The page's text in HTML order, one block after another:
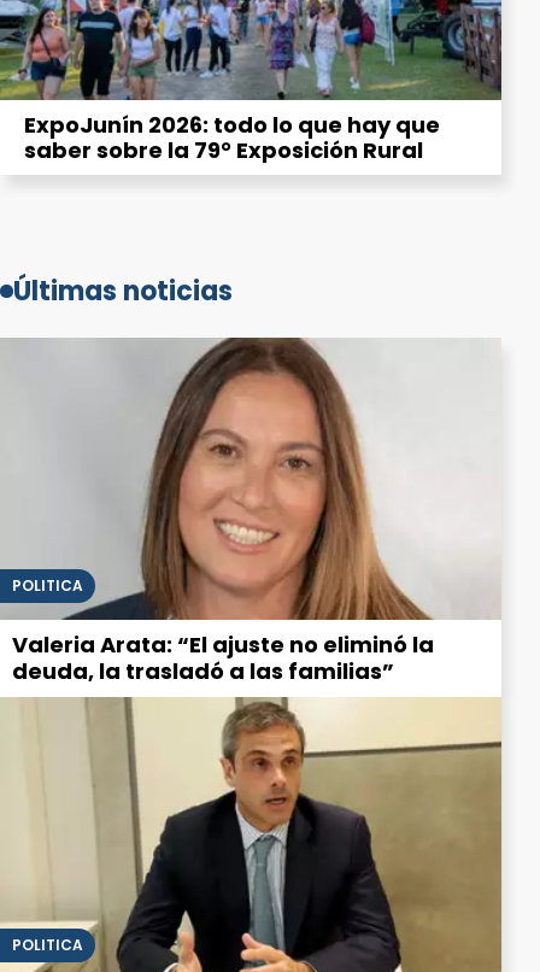
ExpoJunín 2026: todo lo que hay que
saber sobre la 79° Exposición Rural
Últimas noticias
POLITICA
Valeria Arata: “El ajuste no eliminó la
deuda, la trasladó a las familias”
POLITICA